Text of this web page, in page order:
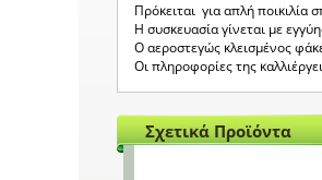
Πρόκειται για απλή
Η συσκευασία γίνεται με
Ο αεροστεγώς κλεισμένος
Οι πληροφορίες της
Σχετικά Προϊόντα